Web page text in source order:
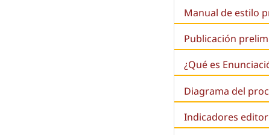
Manual de estilo
Publicación
¿Qué es
Diagrama del
Indicadores